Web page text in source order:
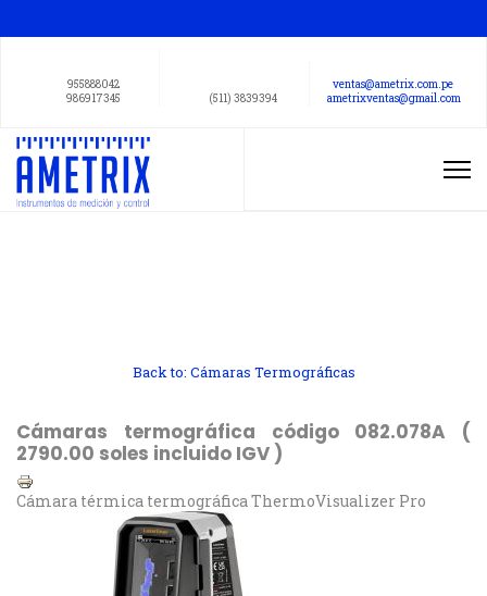
955888042
986917345
(511) 3839394
ventas@ametrix.com.pe
ametrixventas@gmail.com
Back to: Cámaras Termográficas
Cámaras termográfica código 082.078A (
2790.00 soles incluido IGV )
Cámara térmica termográfica ThermoVisualizer Pro